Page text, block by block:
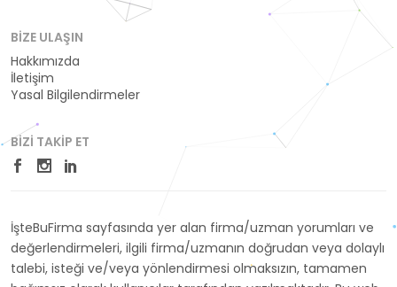
BIZE ULAŞIN
Hakkımızda
İletişim
Yasal Bilgilendirmeler
BIZI TAKIP ET
İşteBuFirma sayfasında yer alan firma/uzman yorumları ve
değerlendirmeleri, ilgili firma/uzmanın doğrudan veya dolaylı
talebi, isteği ve/veya yönlendirmesi olmaksızın, tamamen